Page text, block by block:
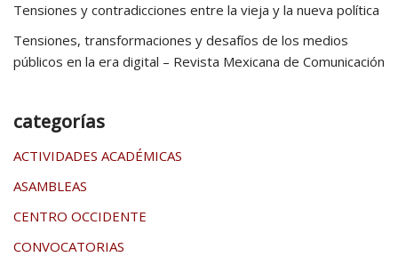
Tensiones y contradicciones entre la vieja y la nueva política
Tensiones, transformaciones y desafíos de los medios
públicos en la era digital – Revista Mexicana de Comunicación
categorías
ACTIVIDADES ACADÉMICAS
ASAMBLEAS
CENTRO OCCIDENTE
CONVOCATORIAS